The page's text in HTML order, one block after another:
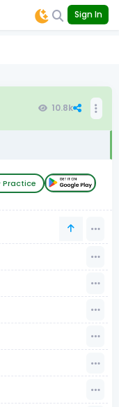
Sign In
10.8k
Practice